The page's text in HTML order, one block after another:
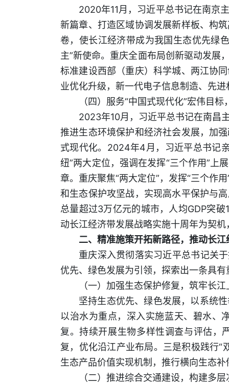
2020年11月，习近平总书记在南京
新篇章、打造区域协调发展新样板、构
卷，使长江经济带成为我国生态优先绿
主”新使命。重庆全面布局创新驱动发展
标准建设西部（重庆）科学城、两江协
业优化升级，新一代电子信息制造、先
（四）服务“中国式现代化”宏伟目
2023年10月，习近平总书记在南昌
推进生态环境保护和经济社会发展，加
式现代化。2024年4月，习近平总书记
纽”两大定位，强调在发挥“三个作用”上
章。重庆聚焦“两大定位”，发挥“三个作
和生态保护攻坚战，实现高水平保护与
总量超过3万亿元的城市，人均GDP突
动长江经济带发展战略实施十周年为契
二、精准施策开拓新路径，推动长
重庆深入贯彻落实习近平总书记关
优先、绿色发展为引领，探索出一条具
（一）加强生态保护修复，筑牢长
坚持生态优先、绿色发展，以系统
以治水为重点，深入实施蓝天、碧水、
复。持续开展生物多样性调查与评估，
复，优化沿江产业布局。三是积极践行
生态产品价值实现机制，推行横向生态
（二）推进综合交通建设，构建多